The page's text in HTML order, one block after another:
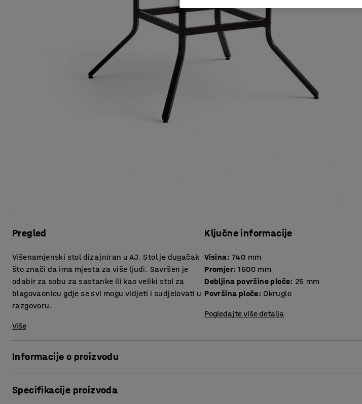
Pregled
Višenamjenski stol dizajniran u AJ. Stol je dugačak
što znači da ima mjesta za više ljudi. Savršen je
odabir za sobu za sastanke ili kao veliki stol za
blagovaonicu gdje se svi mogu vidjeti i sudjelovati u
razgovoru.
Više
Ključne informacije
Visina: 740 mm
Promjer: 1600 mm
Debljina površine ploče: 25 mm
Površina ploče: Okruglo
Pogledajte više detalja
Informacije o proizvodu
jedinstven za AJ jer je dizajniran u našoj tvornici. Stol je idealan za različite prostore, kao što su
Specifikacije proizvoda